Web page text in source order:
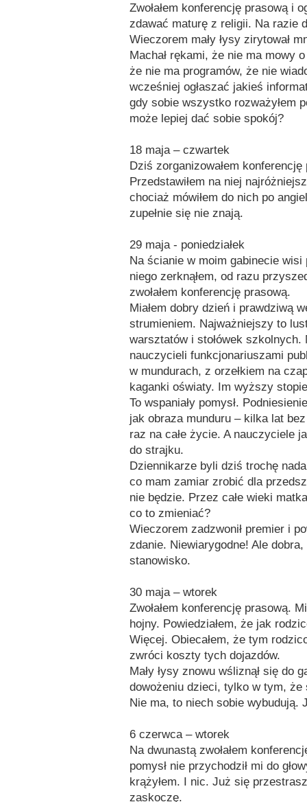
Zwołałem konferencję prasową i
zdawać maturę z religii. Na razie
Wieczorem mały łysy zirytował
Machał rękami, że nie ma mowy
że nie ma programów, że nie
wcześniej ogłaszać jakieś
gdy sobie wszystko rozważyłem
może lepiej dać sobie spokój?
18 maja – czwartek
Dziś zorganizowałem
Przedstawiłem na niej
chociaż mówiłem do nich po
zupełnie się nie znają.
29 maja - poniedziałek
Na ścianie w moim gabinecie
niego zerknąłem, od razu
zwołałem konferencję prasową.
Miałem dobry dzień i prawdziwą
strumieniem. Najważniejszy to
warsztatów i stołówek
nauczycieli funkcjonariuszami
w mundurach, z orzełkiem na
kaganki oświaty. Im wyższy
To wspaniały pomysł.
jak obraza munduru – kilka lat
raz na całe życie. A nauczyciele
do strajku.
Dziennikarze byli dziś trochę
co mam zamiar zrobić dla
nie będzie. Przez całe wieki
co to zmieniać?
Wieczorem zadzwonił premier i
zdanie. Niewiarygodne! Ale
stanowisko.
30 maja – wtorek
Zwołałem konferencję prasową.
hojny. Powiedziałem, że jak
Więcej. Obiecałem, że tym
zwróci koszty tych dojazdów.
Mały łysy znowu wśliznął się do
dowożeniu dzieci, tylko w tym,
Nie ma, to niech sobie
6 czerwca – wtorek
Na dwunastą zwołałem
pomysł nie przychodził mi do
krążyłem. I nic. Już się
zaskoczę.